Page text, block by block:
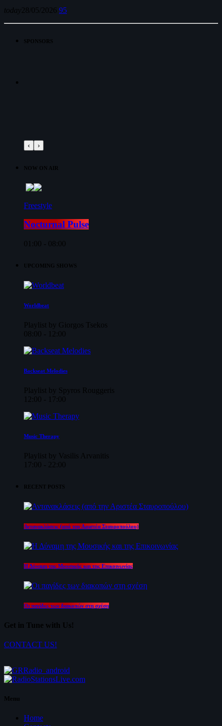
today 28/05/2026 95
SPONSORS
‹ ›
NOW ON AIR
Freestyle
Nocturnal Pulse
01:00 - 08:00
UPCOMING SHOWS
Worldbeat
Playlist by Giorgos Tsekos
08:00 - 12:00
Backseat Melodies
Playlist by Spyros Rouggeris
12:00 - 17:00
Music Therapy
Playlist by Vasilis Arvanitis
17:00 - 22:00
RECENT POSTS
Αντανακλάσεις (από την Αριστέα Σταυροπούλου)
Η Δύναμη της Μουσικής και της Επικοινωνίας
Οι παγίδες των διακοπών στη σχέση
Get in Tune with Us!
CONTACT US!
Menu
Home